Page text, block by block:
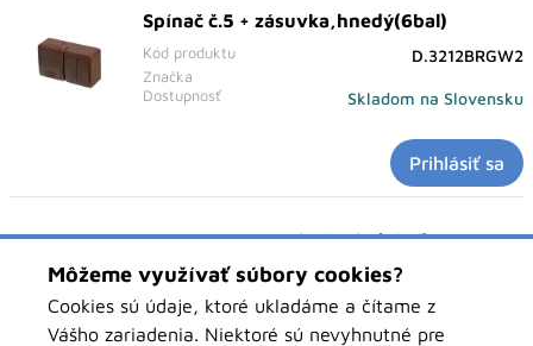
Spínač č.5 + zásuvka,hnedý(6bal)
Značka
Kód produktu D.3212BRGW2
Dostupnosť Skladom na Slovensku
Prihlásiť sa
Spínač č.5+zásuvka,biely (6bal)
Značka
Kód produktu
Dostupnosť
Môžeme využívať súbory cookies?
Cookies sú údaje, ktoré ukladáme a čítame z
Vášho zariadenia. Niektoré sú nevyhnutné pre